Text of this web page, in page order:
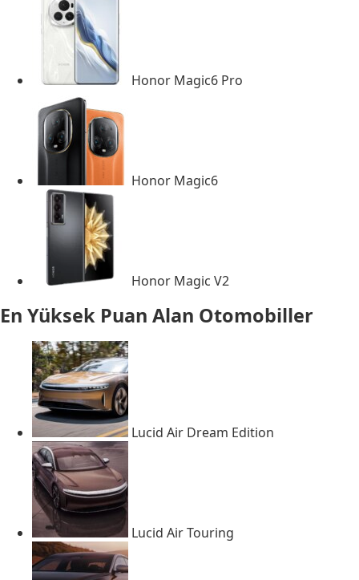
Honor Magic6 Pro
Honor Magic6
Honor Magic V2
En Yüksek Puan Alan Otomobiller
Lucid Air Dream Edition
Lucid Air Touring